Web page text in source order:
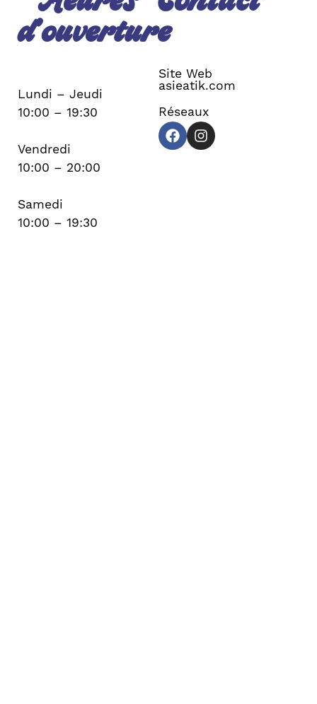
d’ouverture
Lundi – Jeudi
10:00 – 19:30
Vendredi
10:00 – 20:00
Samedi
10:00 – 19:30
Site Web
asieatik.com
Réseaux